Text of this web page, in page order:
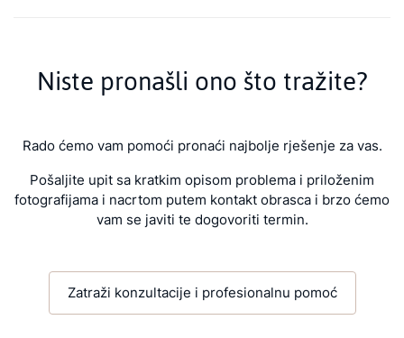
Niste pronašli ono što tražite?
Rado ćemo vam pomoći pronaći najbolje rješenje za vas.
Pošaljite upit sa kratkim opisom problema i priloženim
fotografijama i nacrtom putem kontakt obrasca i brzo ćemo
vam se javiti te dogovoriti termin.
Zatraži konzultacije i profesionalnu pomoć